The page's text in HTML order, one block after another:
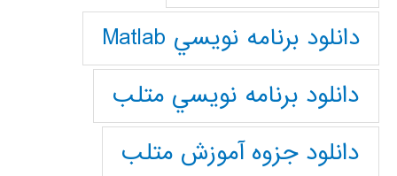
دانلود برنامه نويسي Matlab
دانلود برنامه نويسي متلب
دانلود جزوه آموزش متلب